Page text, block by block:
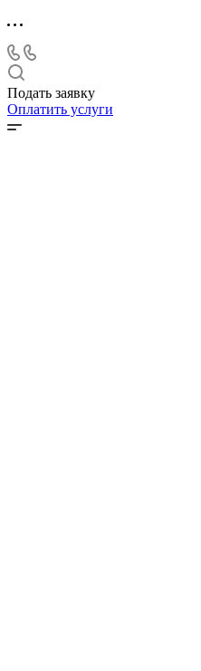
Подать заявку
Оплатить услуги